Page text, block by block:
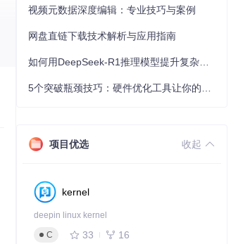
视频元数据深度编辑：专业技巧与案例
网盘直链下载技术解析与应用指南
项目优选 收起
kernel
deepin linux kernel
C
33 16